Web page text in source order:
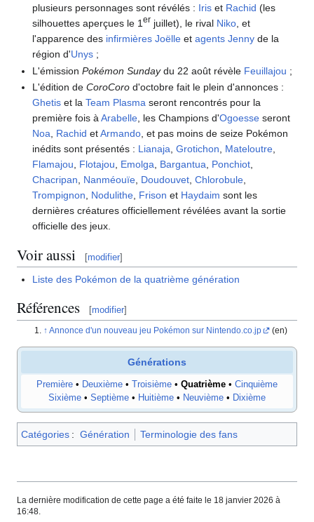
plusieurs personnages sont révélés : Iris et Rachid (les
silhouettes aperçues le 1er juillet), le rival Niko, et
l'apparence des infirmières Joëlle etagents Jenny de la
région d'Unys ;
L'émissionPokémon Sundaydu 22 août révèle Feuillajou ;
L'édition deCoroCoro d'octobre fait le plein d'annonces :
Ghetis et laTeam Plasma seront rencontrés pour la
première fois àArabelle , les Champions d'Ogoesse seront
Noa
Rachid etArmando , et pas moins de seize Pokémon
inédits sont présentés : Lianaja ,Grotichon Mateloutre
Flamajou
Flotajou Emolga Bargantua Ponchiot
Chacripan
Nanméouïe Doudouvet ,Chlorobule
Trompignon
Nodulithe Frison et Haydaim sont les
dernières créatures officiellement révélées avant la sortie
officielle des jeux.
Voir aussi [modifier]
Liste des Pokémon de la quatrième génération
Références [modifier]
Annonce d'un nouveau jeu Pokémon sur Nintendo.co.jp (en)
Générations
Première • Deuxième • Troisième • Quatrième • Cinquième
Sixième • Septième • Huitième • Neuvième • Dixième
Catégories : Génération Terminologie des fans
La dernière modification de cette page a été faite le 18 janvier 2026 à
16:48.